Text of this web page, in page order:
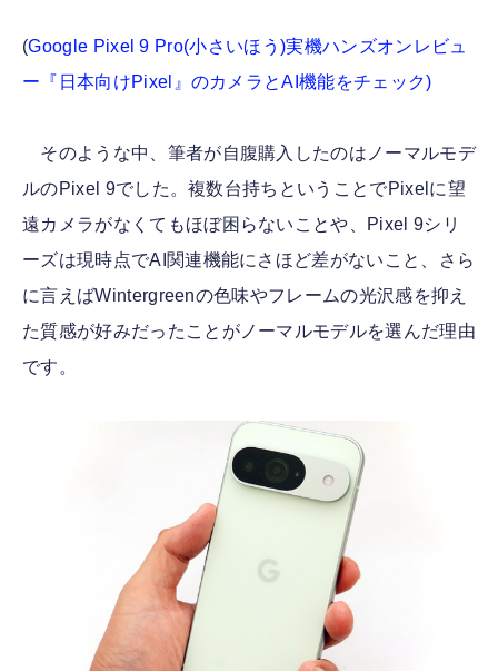
(Google Pixel 9 Pro(小さいほう)実機ハンズオンレビュ
ー『日本向けPixel』のカメラとAI機能をチェック)
そのような中、筆者が自腹購入したのはノーマルモデ
ルのPixel 9でした。複数台持ちということでPixelに望
遠カメラがなくてもほぼ困らないことや、Pixel 9シリ
ーズは現時点でAI関連機能にさほど差がないこと、さら
に言えばWintergreenの色味やフレームの光沢感を抑え
た質感が好みだったことがノーマルモデルを選んだ理由
です。